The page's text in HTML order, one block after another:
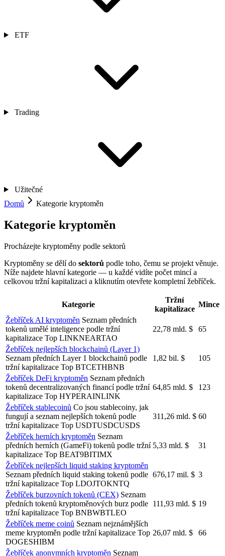
ETF
Trading
Užitečné
Domů
Kategorie kryptoměn
Kategorie kryptoměn
Procházejte kryptoměny podle sektorů
Kryptoměny se dělí do sektorů podle toho, čemu se projekt věnuje.
Níže najdete hlavní kategorie — u každé vidíte počet mincí a
celkovou tržní kapitalizaci a kliknutím otevřete kompletní žebříček.
Kategorie
Tržní
kapitalizace
Mince
Žebříček AI kryptoměn Seznam předních
tokenů umělé inteligence podle tržní
kapitalizace Top LINKNEARTAO
22,78 mld. $ 65
Žebříček nejlepších blockchainů (Layer 1)
Seznam předních Layer 1 blockchainů podle
tržní kapitalizace Top BTCETHBNB
1,82 bil. $ 105
Žebříček DeFi kryptoměn Seznam předních
tokenů decentralizovaných financí podle tržní
kapitalizace Top HYPERAINLINK
64,85 mld. $ 123
Žebříček stablecoinů Co jsou stablecoiny, jak
fungují a seznam nejlepších tokenů podle
tržní kapitalizace Top USDTUSDCUSDS
311,26 mld. $ 60
Žebříček herních kryptoměn Seznam
předních herních (GameFi) tokenů podle tržní
kapitalizace Top BEAT9BITIMX
5,33 mld. $ 31
Žebříček nejlepších liquid staking kryptoměn
Seznam předních liquid staking tokenů podle
tržní kapitalizace Top LDOJTOKNTQ
676,17 mil. $ 3
Žebříček burzovních tokenů (CEX) Seznam
předních tokenů kryptoměnových burz podle
tržní kapitalizace Top BNBWBTLEO
111,93 mld. $ 19
Žebříček meme coinů Seznam nejznámějších
meme kryptoměn podle tržní kapitalizace Top
DOGESHIBM
26,07 mld. $ 66
Žebříček anonymních kryptoměn Seznam